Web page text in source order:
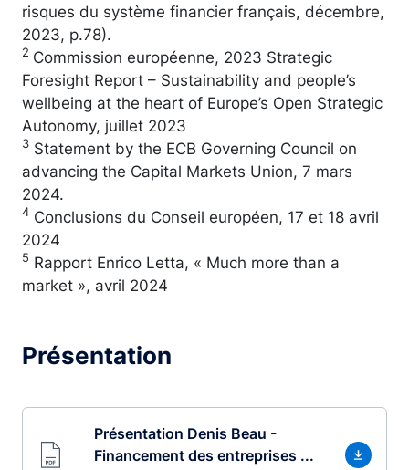
risques du système financier français, décembre,
2023, p.78).
2 Commission européenne, 2023 Strategic
Foresight Report – Sustainability and people’s
wellbeing at the heart of Europe’s Open Strategic
Autonomy, juillet 2023
3 Statement by the ECB Governing Council on
advancing the Capital Markets Union, 7 mars
2024.
4 Conclusions du Conseil européen, 17 et 18 avril
2024
5 Rapport Enrico Letta, « Much more than a
market », avril 2024
Présentation
Présentation Denis Beau -
Financement des entreprises ...